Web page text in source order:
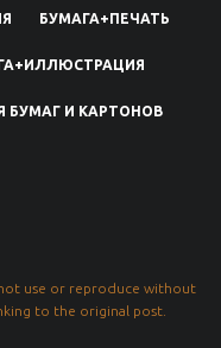
БУМАГА+ПЕЧАТЬ
БУМАГ И КАРТОНОВ
use or reproduce without
to the original post.